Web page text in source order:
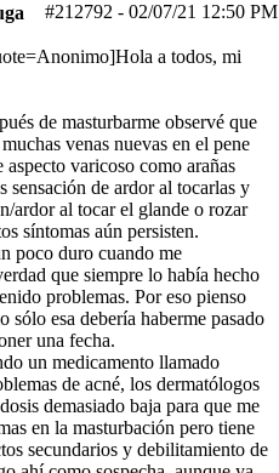
#212792 - 02/07/21 12:50 PM
a todos, mi
de masturbarme observé que
venas nuevas en el pene
aspecto varicoso como arañas
sensación de ardor al tocarlas y
ardor al tocar el glande o rozar
síntomas aún persisten.
poco duro cuando me
que siempre lo había hecho
problemas. Por eso pienso
sólo esa debería haberme pasado
una fecha.
un medicamento llamado
de acné, los dermatólogos
demasiado baja para que me
en la masturbación pero tiene
secundarios y debilitamiento de